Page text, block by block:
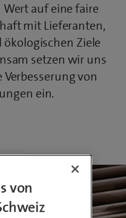
Wert auf eine faire
mit Lieferanten,
ökologischen Ziele
setzen wir uns
von
ein.
von